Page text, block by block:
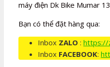
máy điện Dk Bike Mumar
Bạn có thể đặt hàng qua:
Inbox ZALO : https://
Inbox FACEBOOK: